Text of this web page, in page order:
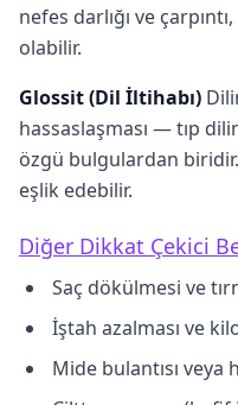
nefes darlığı ve
olabilir.
Glossit (Dil İltihabı)
hassaslaşması — tıp
özgü bulgulardan
eşlik edebilir.
Diğer Dikkat Çekici
Saç dökülmesi ve
İştah azalması ve
Mide bulantısı veya